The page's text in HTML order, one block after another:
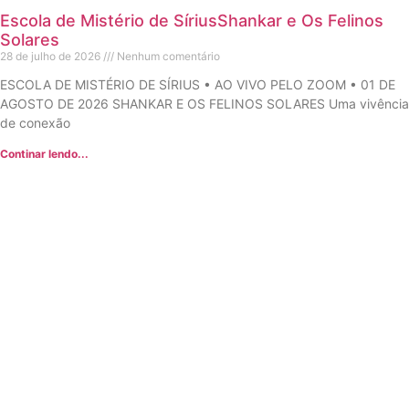
Escola de Mistério de SíriusShankar e Os Felinos
Solares
28 de julho de 2026 Nenhum comentário
ESCOLA DE MISTÉRIO DE SÍRIUS • AO VIVO PELO ZOOM • 01 DE
AGOSTO DE 2026 SHANKAR E OS FELINOS SOLARES Uma vivência
de conexão
Continar lendo...